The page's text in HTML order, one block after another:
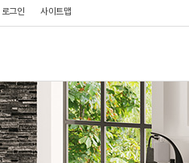
로그인 사이트맵